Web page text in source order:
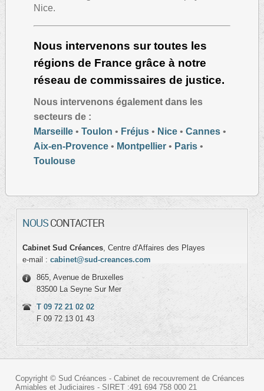
Nice.
Nous intervenons sur toutes les
régions de France grâce à notre
réseau de commissaires de justice.
Nous intervenons également dans les
secteurs de :
Marseille• Toulon • Fréjus• Nice• Cannes•
Aix-en-Provence• Montpellier• Paris•
Toulouse
NOUSCONTACTER
Cabinet Sud Créances , Centre d'Affaires des Playes
e-mail :cabinet@sud-creances.com
865, Avenue de Bruxelles
83500 La Seyne Sur Mer
T 09 72 21 02 02
F 09 72 13 01 43
Copyright © Sud Créances - Cabinet de recouvrement de Créances
Amiables et Judiciaires - SIRET :491 694 758 000 21